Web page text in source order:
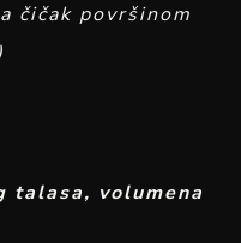
čičak površinom
talasa, volumena